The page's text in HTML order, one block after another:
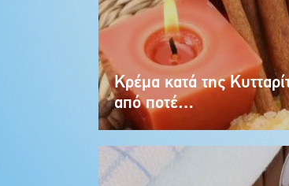
Κρέμα κατά της
από ποτέ…